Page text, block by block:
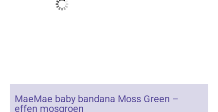
MaeMae baby bandana Moss Green –
effen mosgroen